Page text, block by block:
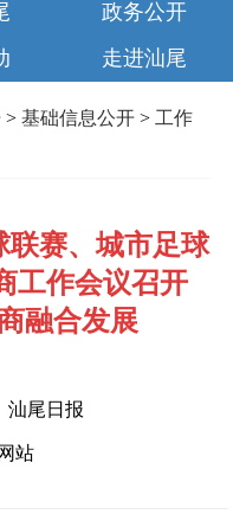
政务公开
走进汕尾
>基础信息公开 > 工作
联赛、城市足球
工作会议召开
融合发展
汕尾日报
站